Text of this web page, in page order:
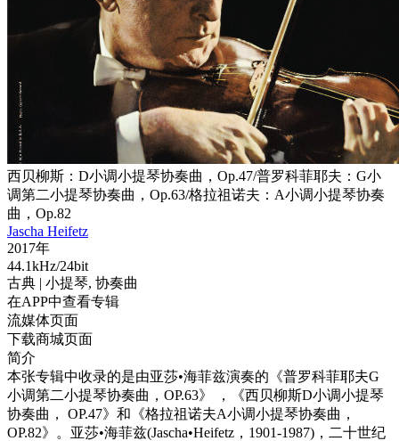
西贝柳斯：D小调小提琴协奏曲，Op.47/普罗科菲耶夫：G小
调第二小提琴协奏曲，Op.63/格拉祖诺夫：A小调小提琴协奏
曲，Op.82
Jascha Heifetz
2017年
44.1kHz/24bit
古典 | 小提琴, 协奏曲
在APP中查看专辑
流媒体页面
下载商城页面
简介
本张专辑中收录的是由亚莎•海菲兹演奏的《普罗科菲耶夫G
小调第二小提琴协奏曲，OP.63》 ，《西贝柳斯D小调小提琴
协奏曲， OP.47》和《格拉祖诺夫A小调小提琴协奏曲，
OP.82》。亚莎•海菲兹(Jascha•Heifetz，1901-1987)，二十世纪